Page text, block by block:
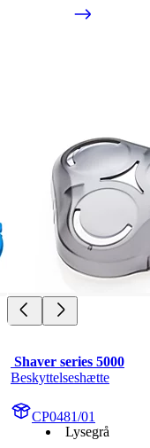
Shaver series 5000
Beskyttelseshætte
CP0481/01
Lysegrå